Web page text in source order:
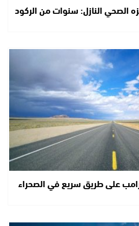
الصحي النازل: سنوات من الركود
على طريق سريع في الصحراء